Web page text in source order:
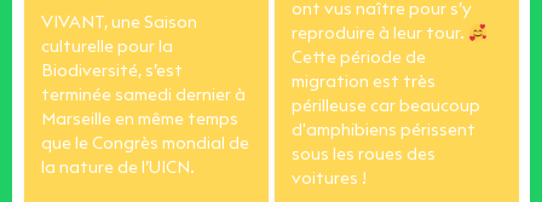
ont vus naître pour s’y
reproduire à leur tour.
Cette période de
migration est très
périlleuse car beaucoup
d'amphibiens périssent
sous les roues des
voitures !
VIVANT, une Saison
culturelle pour la
Biodiversité, s’est
terminée samedi dernier à
Marseille en même temps
que le Congrès mondial de
la nature de l’UICN.